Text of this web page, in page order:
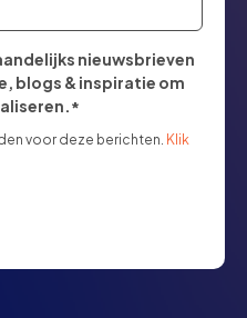
nieuwsbrieven
blogs & inspiratie om
*
voor deze berichten. Klik